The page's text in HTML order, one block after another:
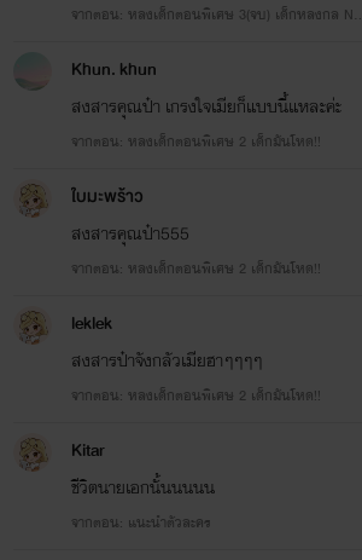
จากตอน: หลงเด็กตอนพิเศษ 3(จบ) เด็กหลงกล Nc
Khun. khun
สงสารคุณป๋า เกรงใจเมียก็แบบนี้แหละค่ะ
จากตอน: หลงเด็กตอนพิเศษ 2 เด็กมันโหด!!
ใบมะพร้าว
สงสารคุณป๋า555
จากตอน: หลงเด็กตอนพิเศษ 2 เด็กมันโหด!!
leklek
สงสารป๋าจังกลัวเมียฮาๆๆๆๆ
จากตอน: หลงเด็กตอนพิเศษ 2 เด็กมันโหด!!
Kitar
ชีวิตนายเอกนั้นนนนน
จากตอน: แนะนำตัวละคร